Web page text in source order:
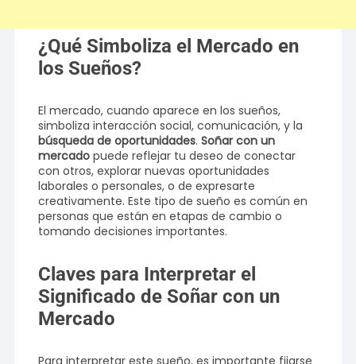
¿Qué Simboliza el Mercado en
los Sueños?
El mercado, cuando aparece en los sueños,
simboliza interacción social, comunicación, y la
búsqueda de oportunidades.Soñar con un
mercado puede reflejar tu deseo de conectar
con otros, explorar nuevas oportunidades
laborales o personales, o de expresarte
creativamente. Este tipo de sueño es común en
personas que están en etapas de cambio o
tomando decisiones importantes.
Claves para Interpretar el
Significado de Soñar con un
Mercado